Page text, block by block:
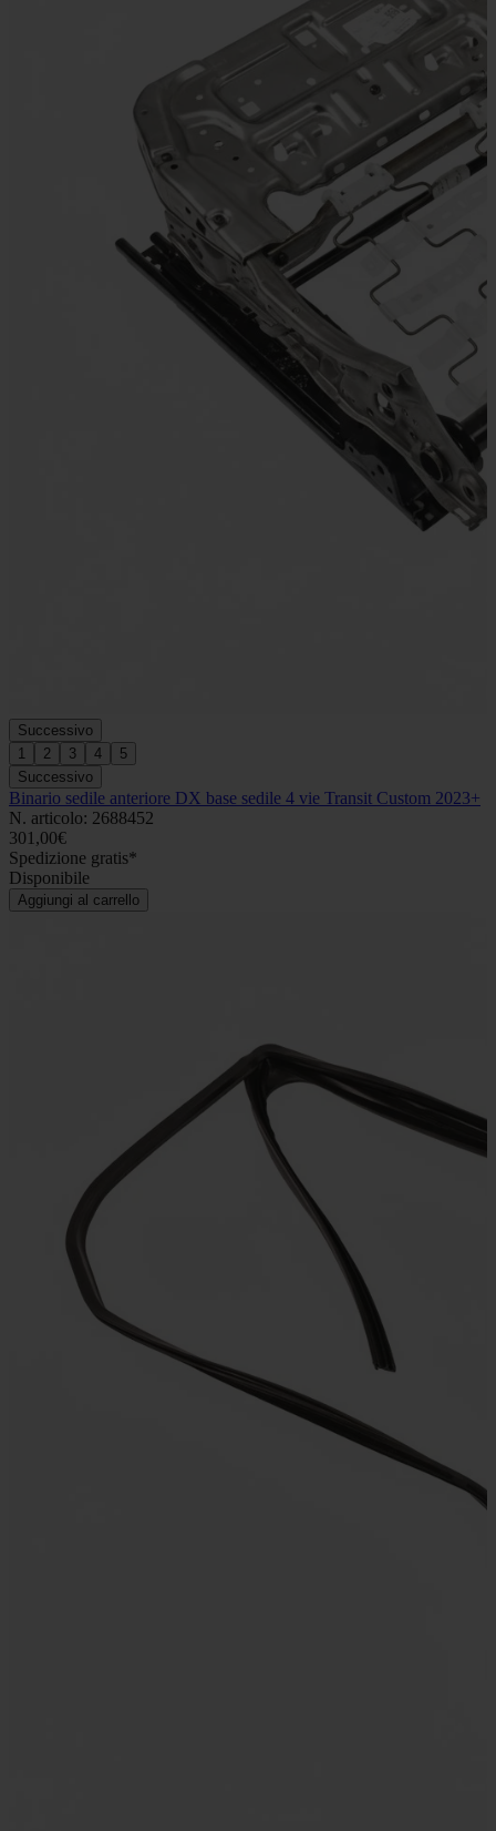
Successivo
1
2 3 4
5
Successivo
Binario sedile anteriore DX base sedile 4 vie Transit Custom 2023+
N. articolo: 2688452
301,00€
Spedizione gratis*
Disponibile
Aggiungi al carrello